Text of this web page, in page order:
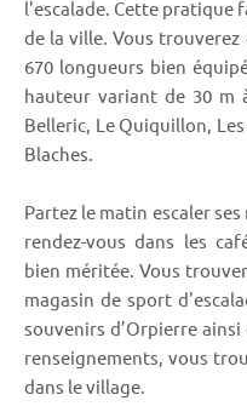
l'escalade. Cette pratique
de la ville. Vous
670 longueurs bien
hauteur variant de 30 m
Belleric, Le Quiquillon, Les
Blaches.
Partez le matin escaler
rendez-vous dans les
bien méritée. Vous
magasin de sport
souvenirs d’Orpierre
renseignements, vous
dans le village.